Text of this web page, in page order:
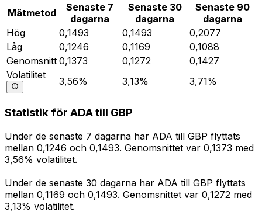
Mätmetod
Senaste 7
dagarna
Senaste 30
dagarna
Senaste 90
dagarna
Hög
0,1493 0,1493
0,2077
Låg
0,1246 0,1169
0,1088
Genomsnitt 0,1373 0,1272
0,1427
Volatilitet
3,56% 3,13% 3,71%
Statistik för ADA till GBP
Under de senaste 7 dagarna har ADA till GBP flyttats
mellan 0,1246 och 0,1493. Genomsnittet var 0,1373 med
3,56% volatilitet.
Under de senaste 30 dagarna har ADA till GBP flyttats
mellan 0,1169 och 0,1493. Genomsnittet var 0,1272 med
3,13% volatilitet.